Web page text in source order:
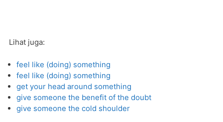
Lihat juga:
feel like (doing) something
feel like (doing) something
get your head around something
give someone the benefit of the doubt
give someone the cold shoulder